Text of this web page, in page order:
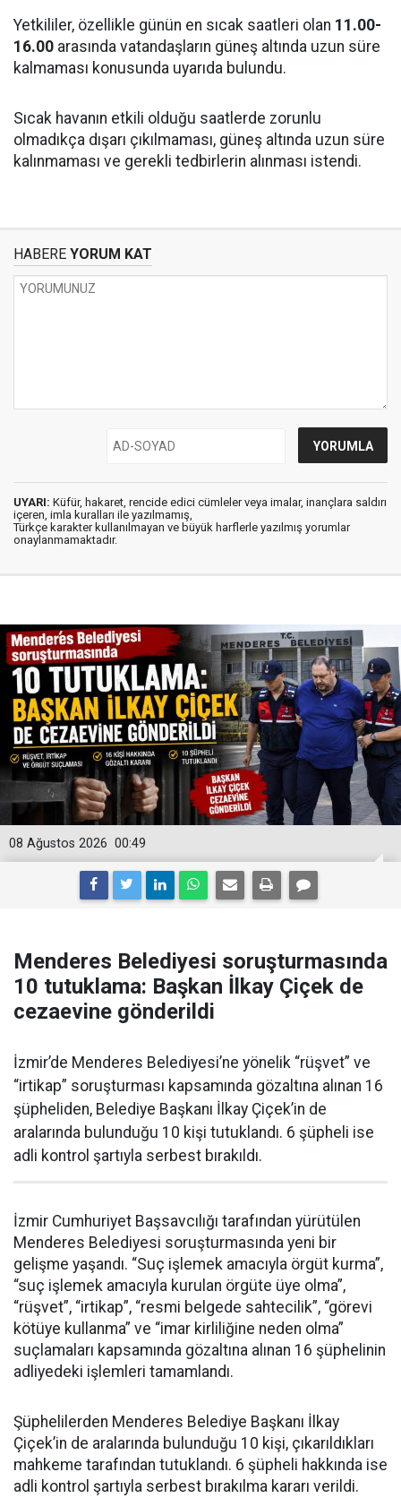
Yetkililer, özellikle günün en sıcak saatleri olan 11.00-
16.00 arasında vatandaşların güneş altında uzun süre
kalmaması konusunda uyarıda bulundu.
Sıcak havanın etkili olduğu saatlerde zorunlu
olmadıkça dışarı çıkılmaması, güneş altında uzun süre
kalınmaması ve gerekli tedbirlerin alınması istendi.
HABERE YORUM KAT
UYARI: Küfür, hakaret, rencide edici cümleler veya imalar, inançlara saldırı
içeren, imla kuralları ile yazılmamış,
Türkçe karakter kullanılmayan ve büyük harflerle yazılmış yorumlar
onaylanmamaktadır.
00:49
08 Ağustos 2026
Menderes Belediyesi soruşturmasında
10 tutuklama: Başkan İlkay Çiçek de
cezaevine gönderildi
İzmir’de Menderes Belediyesi’ne yönelik “rüşvet” ve
“irtikap” soruşturması kapsamında gözaltına alınan 16
şüpheliden, Belediye Başkanı İlkay Çiçek’in de
aralarında bulunduğu 10 kişi tutuklandı. 6 şüpheli ise
adli kontrol şartıyla serbest bırakıldı.
İzmir Cumhuriyet Başsavcılığı tarafından yürütülen
Menderes Belediyesi soruşturmasında yeni bir
gelişme yaşandı. “Suç işlemek amacıyla örgüt kurma”,
“suç işlemek amacıyla kurulan örgüte üye olma”,
“rüşvet”, “irtikap”, “resmi belgede sahtecilik”, “görevi
kötüye kullanma” ve “imar kirliliğine neden olma”
suçlamaları kapsamında gözaltına alınan 16 şüphelinin
adliyedeki işlemleri tamamlandı.
Şüphelilerden Menderes Belediye Başkanı İlkay
Çiçek’in de aralarında bulunduğu 10 kişi, çıkarıldıkları
mahkeme tarafından tutuklandı. 6 şüpheli hakkında ise
adli kontrol şartıyla serbest bırakılma kararı verildi.